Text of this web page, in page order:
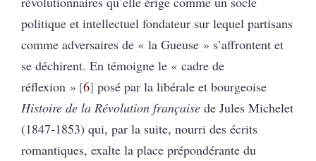
politique et intellectuel fondateur sur lequel partisans
comme adversaires de « la Gueuse » s’affrontent et
se déchirent. En témoigne le « cadre de
réflexion » 6 posé par la libérale et bourgeoise
Histoire de la Révolution française de Jules Michelet
(1847-1853) qui, par la suite, nourri des écrits
romantiques, exalte la place prépondérante du